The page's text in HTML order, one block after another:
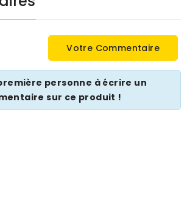
Votre Commentaire
personne à écrire un
sur ce produit !